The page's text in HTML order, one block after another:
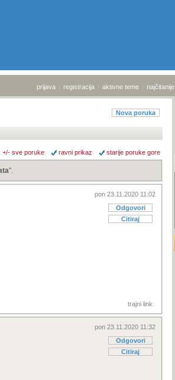
prijava | registracija | aktivne teme | najčitanije
Nova poruka
+/- sve poruke ravni prikaz starije poruke gore
".
pon 23.11.2020 11:02
Odgovori
Citiraj
trajni link
pon 23.11.2020 11:32
Odgovori
Citiraj